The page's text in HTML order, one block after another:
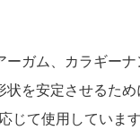
ガム、カラギーナ
を安定させるため
じて使用しています